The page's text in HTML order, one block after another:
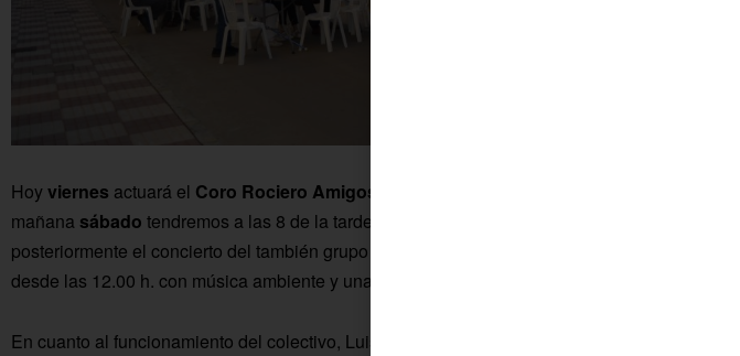
Hoyviernes actuará el Coro Rociero Amigos de San Isidro
mañana sábado tendremos a las 8 de la tarde un
posteriormente el concierto del también grupo colono,
desde las 12.00 h. con música ambiente y una deliciosa paella.
En cuanto al funcionamiento del colectivo, Luisa comenta que actualmente son unos